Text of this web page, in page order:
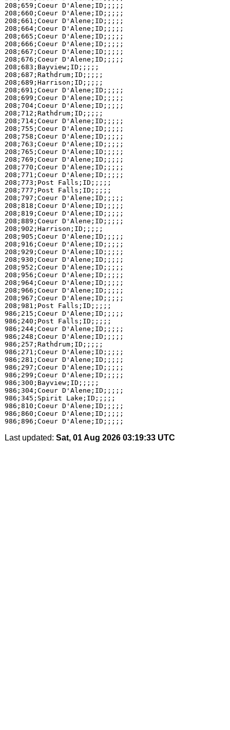
208;659;Coeur D'Alene;ID;;;;;
208;660;Coeur D'Alene;ID;;;;;
208;661;Coeur D'Alene;ID;;;;;
208;664;Coeur D'Alene;ID;;;;;
208;665;Coeur D'Alene;ID;;;;;
208;666;Coeur D'Alene;ID;;;;;
208;667;Coeur D'Alene;ID;;;;;
208;676;Coeur D'Alene;ID;;;;;
208;683;Bayview;ID;;;;;
208;687;Rathdrum;ID;;;;;
208;689;Harrison;ID;;;;;
208;691;Coeur D'Alene;ID;;;;;
208;699;Coeur D'Alene;ID;;;;;
208;704;Coeur D'Alene;ID;;;;;
208;712;Rathdrum;ID;;;;;
208;714;Coeur D'Alene;ID;;;;;
208;755;Coeur D'Alene;ID;;;;;
208;758;Coeur D'Alene;ID;;;;;
208;763;Coeur D'Alene;ID;;;;;
208;765;Coeur D'Alene;ID;;;;;
208;769;Coeur D'Alene;ID;;;;;
208;770;Coeur D'Alene;ID;;;;;
208;771;Coeur D'Alene;ID;;;;;
208;773;Post Falls;ID;;;;;
208;777;Post Falls;ID;;;;;
208;797;Coeur D'Alene;ID;;;;;
208;818;Coeur D'Alene;ID;;;;;
208;819;Coeur D'Alene;ID;;;;;
208;889;Coeur D'Alene;ID;;;;;
208;902;Harrison;ID;;;;;
208;905;Coeur D'Alene;ID;;;;;
208;916;Coeur D'Alene;ID;;;;;
208;929;Coeur D'Alene;ID;;;;;
208;930;Coeur D'Alene;ID;;;;;
208;952;Coeur D'Alene;ID;;;;;
208;956;Coeur D'Alene;ID;;;;;
208;964;Coeur D'Alene;ID;;;;;
208;966;Coeur D'Alene;ID;;;;;
208;967;Coeur D'Alene;ID;;;;;
208;981;Post Falls;ID;;;;;
986;215;Coeur D'Alene;ID;;;;;
986;240;Post Falls;ID;;;;;
986;244;Coeur D'Alene;ID;;;;;
986;248;Coeur D'Alene;ID;;;;;
986;257;Rathdrum;ID;;;;;
986;271;Coeur D'Alene;ID;;;;;
986;281;Coeur D'Alene;ID;;;;;
986;297;Coeur D'Alene;ID;;;;;
986;299;Coeur D'Alene;ID;;;;;
986;300;Bayview;ID;;;;;
986;304;Coeur D'Alene;ID;;;;;
986;345;Spirit Lake;ID;;;;;
986;810;Coeur D'Alene;ID;;;;;
986;860;Coeur D'Alene;ID;;;;;
Last updated: Sat, 01 Aug 2026 03:19:33 UTC